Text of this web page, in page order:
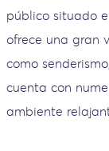
público situado
ofrece una gran
como
cuenta con
ambiente